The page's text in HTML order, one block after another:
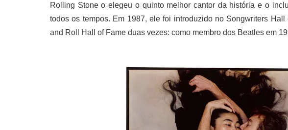
Rolling Stone o elegeu o quinto melhor cantor da história e o
todos os tempos. Em 1987, ele foi introduzido no Songwriters
and Roll Hall of Fame duas vezes: como membro dos Beatles em